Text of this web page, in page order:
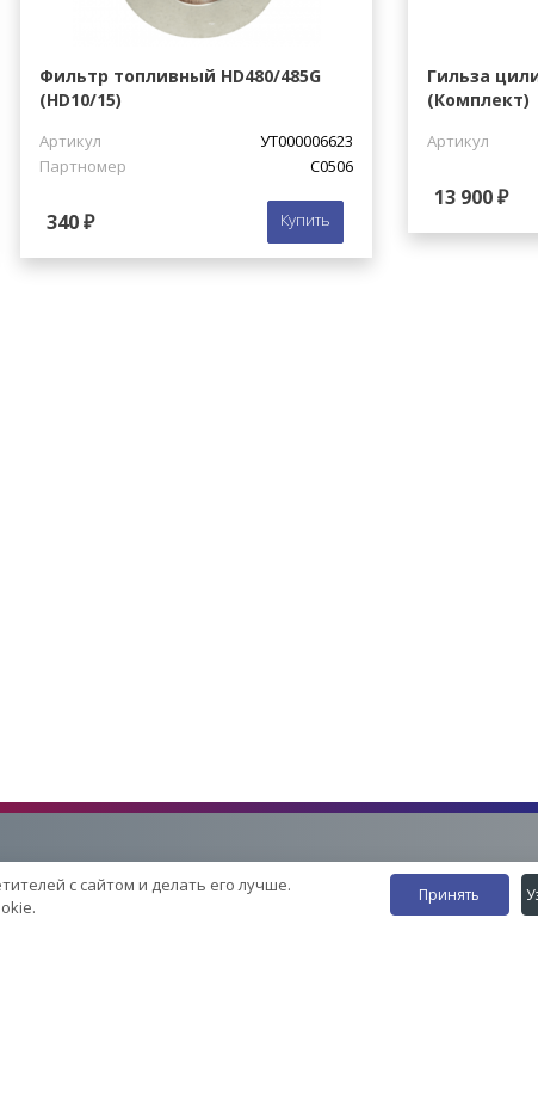
Фильтр топливный HD480/485G
(HD10/15)
Артикул
УТ000006623
Партномер
C0506
340 ₽ Купить
Гильза
(Комплект)
Артикул
13 900 ₽
Наши
с сайтом и делать его лучше.
Принять